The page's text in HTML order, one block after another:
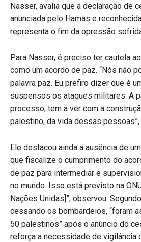
Nasser, avalia que a declaração de
anunciada pelo Hamas e
representa o fim da opressão
Para Nasser, é preciso ter cautela
como um acordo de paz. “Nós não
palavra paz. Eu prefiro dizer que é
suspensos os ataques militares. A
processo, tem a ver com a
palestino, da vida dessas
Ele destacou ainda a ausência de
que fiscalize o cumprimento do
de paz para intermediar e
no mundo. Isso está previsto na
Nações Unidas]”, observou.
cessando os bombardeios, “foram
50 palestinos” após o anúncio do
reforça a necessidade de vigilância